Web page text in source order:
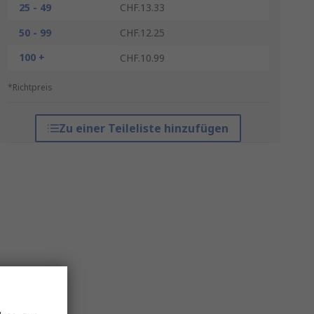
25 - 49
CHF.13.33
50 - 99
CHF.12.25
100 +
CHF.10.99
*Richtpreis
Zu einer Teileliste hinzufügen